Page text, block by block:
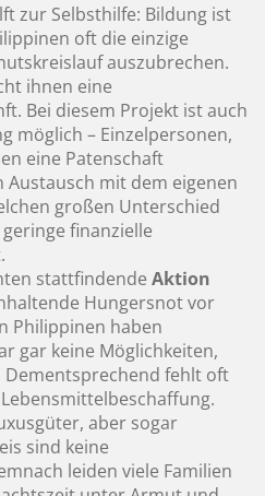
zur Selbsthilfe: Bildung ist
oft die einzige
auszubrechen.
ihnen eine
Bei diesem Projekt ist auch
möglich – Einzelpersonen,
eine Patenschaft
mit dem eigenen
großen Unterschied
finanzielle
stattfindende Aktion
Hungersnot vor
Philippinen haben
gar keine Möglichkeiten,
Dementsprechend fehlt oft
aber sogar
sind keine
leiden viele Familien